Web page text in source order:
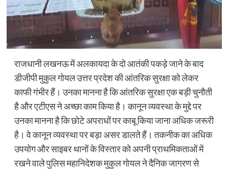
राजधानी लखनऊ में अलकायदा के दो आतंकी पकड़े जाने के बाद
डीजीपी मुकुल गोयल उत्तर प्रदेश की आंतरिक सुरक्षा को लेकर
काफी गंभीर हैं। उनका मानना है कि आंतरिक सुरक्षा एक बड़ी चुनौती
है और एटीएस ने अच्छा काम किया है। कानून व्यवस्था के मुद्दे पर
उनका मानना है कि छोटे अपराधों पर काबू किया जाना अधिक जरूरी
है। वे कानून व्यवस्था पर बड़ा असर डालते हैं। तकनीक का अधिक
उपयोग और साइबर थानों के विस्तार को अपनी प्राथमिकताओं में
रखने वाले पुलिस महानिदेशक मुकुल गोयल ने दैनिक जागरण से